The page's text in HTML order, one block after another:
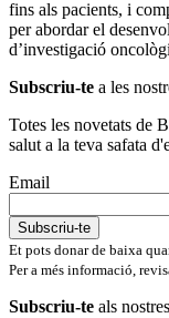
fins als pacients, i
per abordar el
d’investigació
Subscriu-te a les
Totes les novetats de
salut a la teva safata
Email
Et pots donar de baixa
Per a més informació,
Subscriu-te als nostres